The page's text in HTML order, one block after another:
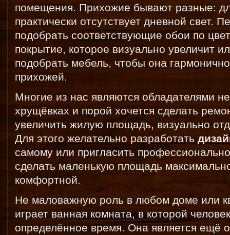
помещения. Прихожие бывают разные:
практически отсутствует дневной свет.
подобрать соответствующие обои по
покрытие, которое визуально увеличит
подобрать мебель, чтобы она
прихожей.
Многие из нас являются обладателями
хрущёвках и порой хочется сделать
увеличить жилую площадь, визуально
Для этого желательно разработать
самому или пригласить
сделать маленькую площадь
комфортной.
Не маловажную роль в любом доме или
играет ванная комната, в которой
определённое время. Она является ещё